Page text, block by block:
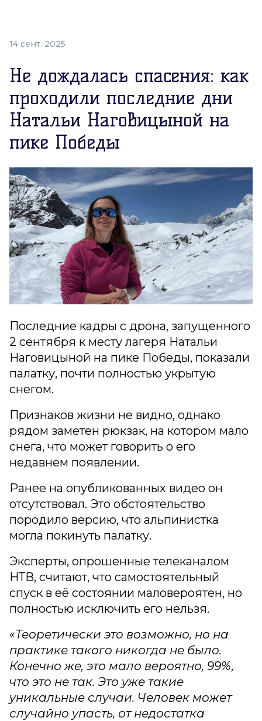
14 сент. 2025
Не дождалась спасения: как
проходили последние дни
Натальи Наговицыной на
пике Победы
Последние кадры с дрона, запущенного
2 сентября к месту лагеря Натальи
Наговицыной на пике Победы, показали
палатку, почти полностью укрытую
снегом.
Признаков жизни не видно, однако
рядом заметен рюкзак, на котором мало
снега, что может говорить о его
недавнем появлении.
Ранее на опубликованных видео он
отсутствовал. Это обстоятельство
породило версию, что альпинистка
могла покинуть палатку.
Эксперты, опрошенные телеканалом
НТВ, считают, что самостоятельный
спуск в её состоянии маловероятен, но
полностью исключить его нельзя.
«Теоретически это возможно, но на
практике такого никогда не было.
Конечно же, это мало вероятно, 99%,
что это не так. Это уже такие
уникальные случаи. Человек может
случайно упасть, от недостатка